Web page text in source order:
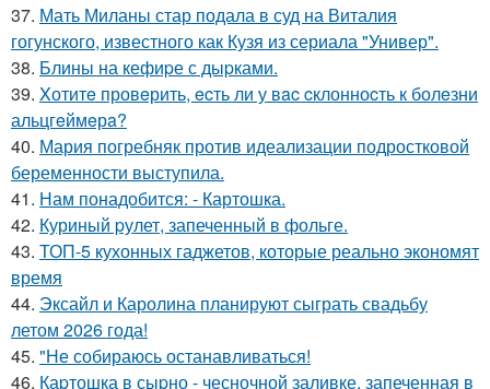
37. Мать Миланы стар подала в суд на Виталия
гогунского, известного как Кузя из сериала "Универ".
38. Блины на кефиpе с дыpками.
39. Xотитe провeрить, ecть ли у вac cклонноcть к болeзни
альцгeймeрa?
40. Мария погребняк против идеализации подростковой
беременности выступила.
41. Нам понадобится: - Картошка.
42. Куриный pулет, запеченный в фольге.
43. ТОП-5 кухонных гаджетов, которые реально экономят
время
44. Эксайл и Каролина планируют сыграть свадьбу
летом 2026 года!
45. "Не собираюсь останавливаться!
46. Каpтошка в сыpно - чесночной заливке, запеченная в